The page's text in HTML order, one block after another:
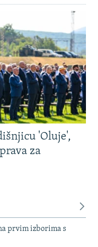
'Oluje',
za
prvim izborima s